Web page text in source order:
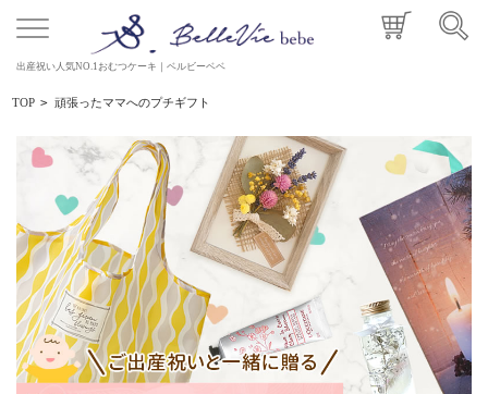
出産祝い人気NO.1おむつケーキ｜ベルビーベベ
TOP > 頑張ったママへのプチギフト